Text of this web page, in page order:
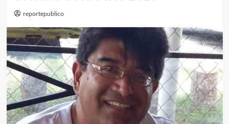
reportepublico